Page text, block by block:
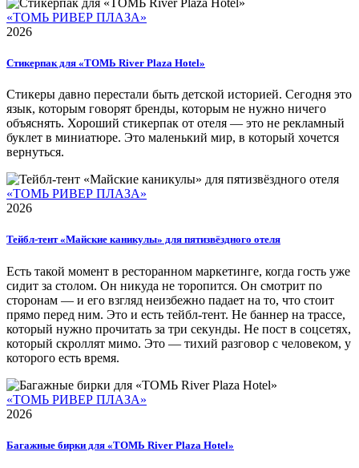
«ТОМЬ РИВЕР ПЛАЗА»
2026
Стикерпак для «ТОМЬ River Plaza Hotel»
Стикеры давно перестали быть детской историей. Сегодня это
язык, которым говорят бренды, которым не нужно ничего
объяснять. Хороший стикерпак от отеля — это не рекламный
буклет в миниатюре. Это маленький мир, в который хочется
вернуться.
«ТОМЬ РИВЕР ПЛАЗА»
2026
Тейбл-тент «Майские каникулы» для пятизвёздного отеля
Есть такой момент в ресторанном маркетинге, когда гость уже
сидит за столом. Он никуда не торопится. Он смотрит по
сторонам — и его взгляд неизбежно падает на то, что стоит
прямо перед ним. Это и есть тейбл-тент. Не баннер на трассе,
который нужно прочитать за три секунды. Не пост в соцсетях,
который скроллят мимо. Это — тихий разговор с человеком, у
которого есть время.
«ТОМЬ РИВЕР ПЛАЗА»
2026
Багажные бирки для «ТОМЬ River Plaza Hotel»